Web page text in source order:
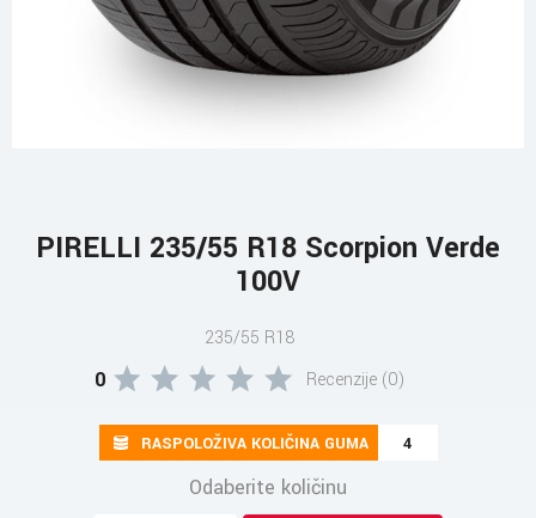
PIRELLI 235/55 R18 Scorpion Verde
100V
235/55 R18
0 Recenzije (0)
RASPOLOŽIVA KOLIČINA GUMA 4
Odaberite količinu